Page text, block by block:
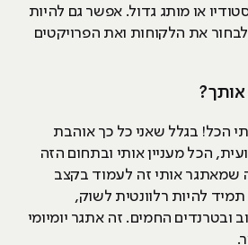
או מותג גדול. אפשר גם להיות
את הלקוחות ואת הפרויקטים
אותך?
הכל! בגלל שאני כל כך אוהבת
הכל מעניין אותי ובתחום הזה
שמאתגר אותי זה לעמוד בקצב
להיות רלוונטית לשוק,
ובטרנדים החמים. זה אתגר יומיומי